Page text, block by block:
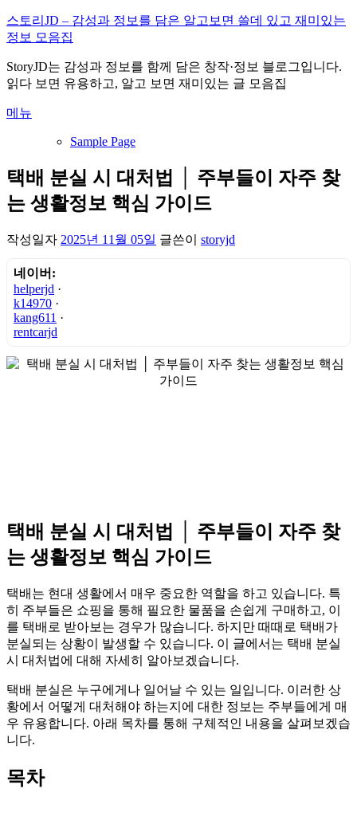
내
용
로
바
가
스토리JD – 감성과 정보를 담은 알고보면 쓸데 있고 재미있는
정보 모음집
StoryJD는 감성과 정보를 함께 담은 창작·정보 블로그입니다.
읽다 보면 유용하고, 알고 보면 재미있는 글 모음집
메뉴
Sample Page
택배 분실 시 대처법 │ 주부들이 자주 찾
는 생활정보 핵심 가이드
작성일자 2025년 11월 05일 글쓴이 storyjd
네이버:
helperjd ·
k14970 ·
kang611 ·
rentcarjd
택배 분실 시 대처법 │ 주부들이 자주 찾
는 생활정보 핵심 가이드
택배는 현대 생활에서 매우 중요한 역할을 하고 있습니다. 특
히 주부들은 쇼핑을 통해 필요한 물품을 손쉽게 구매하고, 이
를 택배로 받아보는 경우가 많습니다. 하지만 때때로 택배가
분실되는 상황이 발생할 수 있습니다. 이 글에서는 택배 분실
시 대처법에 대해 자세히 알아보겠습니다.
택배 분실은 누구에게나 일어날 수 있는 일입니다. 이러한 상
황에서 어떻게 대처해야 하는지에 대한 정보는 주부들에게 매
우 유용합니다. 아래 목차를 통해 구체적인 내용을 살펴보겠습
니다.
목차